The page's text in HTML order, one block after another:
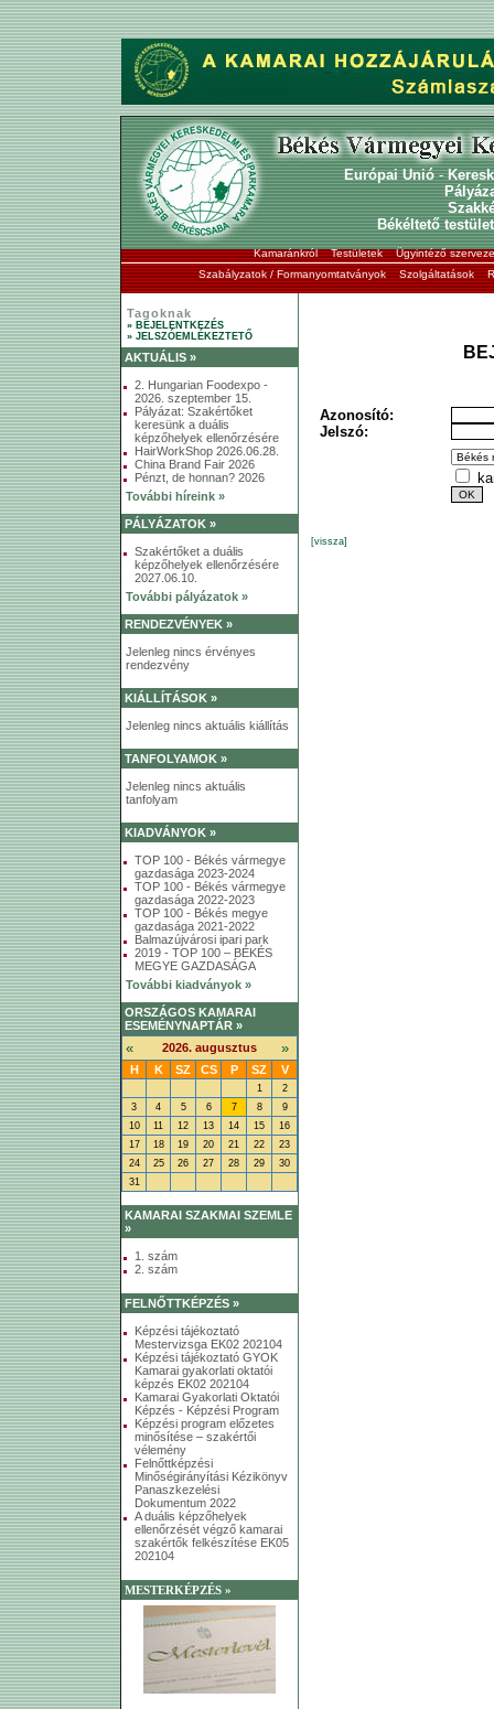
Európai Unió-
Békéltető testület
Kamaránkról Testületek
Ügyintéző
Szabályzatok / Formanyomtatványok
Szolgáltatások
Tagoknak
» BEJELENTKEZÉS
» JELSZÓEMLÉKEZTETŐ
AKTUÁLIS »
2. Hungarian Foodexpo -
2026. szeptember 15.
Pályázat: Szakértőket
keresünk a duális
képzőhelyek ellenőrzésére
HairWorkShop 2026.06.28.
China Brand Fair 2026
Pénzt, de honnan? 2026
További híreink »
PÁLYÁZATOK »
Szakértőket a duális
képzőhelyek ellenőrzésére
2027.06.10.
További pályázatok »
RENDEZVÉNYEK »
Jelenleg nincs érvényes
rendezvény
KIÁLLÍTÁSOK »
Jelenleg nincs aktuális kiállítás
TANFOLYAMOK »
Jelenleg nincs aktuális
tanfolyam
KIADVÁNYOK »
TOP 100 - Békés vármegye
gazdasága 2023-2024
TOP 100 - Békés vármegye
gazdasága 2022-2023
TOP 100 - Békés megye
gazdasága 2021-2022
Balmazújvárosi ipari park
2019 - TOP 100 – BÉKÉS
MEGYE GAZDASÁGA
További kiadványok »
ORSZÁGOS KAMARAI
ESEMÉNYNAPTÁR »
« 2026. augusztus »
H K SZ CS P SZ V
1
2
3
4 5 6 7 8
9
10
11 12 13 14 15
16
17
18 19 20 21 22
23
24
25 26 27 28 29
30
31
KAMARAI SZAKMAI SZEMLE
»
1. szám
2. szám
FELNŐTTKÉPZÉS »
Képzési tájékoztató
Mestervizsga EK02 202104
Képzési tájékoztató GYOK
Kamarai gyakorlati oktatói
képzés EK02 202104
Kamarai Gyakorlati Oktatói
Képzés - Képzési Program
Képzési program előzetes
minősítése – szakértői
vélemény
Felnőttképzési
Minőségirányítási Kézikönyv
Panaszkezelési
Dokumentum 2022
A duális képzőhelyek
ellenőrzését végző kamarai
szakértők felkészítése EK05
202104
MESTERKÉPZÉS »
Azonosító:
Jelszó:
[vissza]